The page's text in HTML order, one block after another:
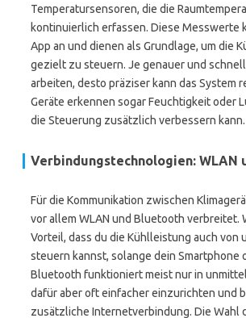
Temperatursensoren, die die
kontinuierlich erfassen. Diese Messwerte
App an und dienen als Grundlage, um die
gezielt zu steuern. Je genauer und
arbeiten, desto präziser kann das System
Geräte erkennen sogar Feuchtigkeit oder
die Steuerung zusätzlich verbessern kann.
Verbindungstechnologien: WLAN
Für die Kommunikation zwischen
vor allem WLAN und Bluetooth verbreitet.
Vorteil, dass du die Kühlleistung auch von
steuern kannst, solange dein Smartphone
Bluetooth funktioniert meist nur in
dafür aber oft einfacher einzurichten und
zusätzliche Internetverbindung. Die Wahl